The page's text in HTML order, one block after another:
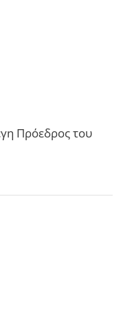
Πρόεδρος του